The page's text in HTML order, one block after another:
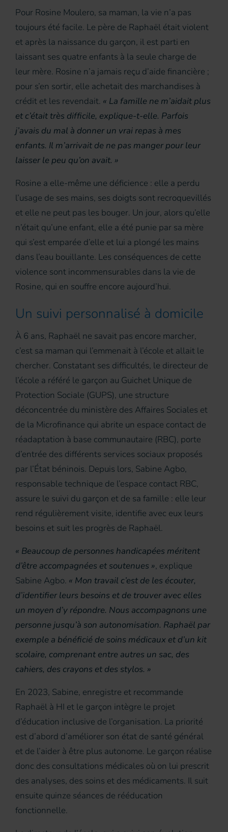
Pour Rosine Moulero, sa maman, la vie n’a pas
toujours été facile. Le père de Raphaël était violent
et après la naissance du garçon, il est parti en
laissant ses quatre enfants à la seule charge de
leur mère. Rosine n’a jamais reçu d’aide financière ;
pour s’en sortir, elle achetait des marchandises à
crédit et les revendait. « La famille ne m’aidait plus
et c’était très difficile, explique-t-elle. Parfois
j’avais du mal à donner un vrai repas à mes
enfants. Il m’arrivait de ne pas manger pour leur
laisser le peu qu’on avait. »
Rosine a elle-même une déficience : elle a perdu
l’usage de ses mains, ses doigts sont recroquevillés
et elle ne peut pas les bouger. Un jour, alors qu’elle
n’était qu’une enfant, elle a été punie par sa mère
qui s’est emparée d’elle et lui a plongé les mains
dans l’eau bouillante. Les conséquences de cette
violence sont incommensurables dans la vie de
Rosine, qui en souffre encore aujourd’hui.
Un suivi personnalisé à domicile
À 6 ans, Raphaël ne savait pas encore marcher,
c’est sa maman qui l’emmenait à l’école et allait le
chercher. Constatant ses difficultés, le directeur de
l’école a référé le garçon au Guichet Unique de
Protection Sociale (GUPS), une structure
déconcentrée du ministère des Affaires Sociales et
de la Microfinance qui abrite un espace contact de
réadaptation à base communautaire (RBC), porte
d’entrée des différents services sociaux proposés
par l’État béninois. Depuis lors, Sabine Agbo,
responsable technique de l’espace contact RBC,
assure le suivi du garçon et de sa famille : elle leur
rend régulièrement visite, identifie avec eux leurs
besoins et suit les progrès de Raphaël.
« Beaucoup de personnes handicapées méritent
d’être accompagnées et soutenues », explique
Sabine Agbo. « Mon travail c’est de les écouter,
d’identifier leurs besoins et de trouver avec elles
un moyen d’y répondre. Nous accompagnons une
personne jusqu’à son autonomisation. Raphaël par
exemple a bénéficié de soins médicaux et d’un kit
scolaire, comprenant entre autres un sac, des
cahiers, des crayons et des stylos. »
En 2023, Sabine, enregistre et recommande
Raphaël à HI et le garçon intègre le projet
d’éducation inclusive de l’organisation. La priorité
est d’abord d’améliorer son état de santé général
et de l’aider à être plus autonome. Le garçon réalise
donc des consultations médicales où on lui prescrit
des analyses, des soins et des médicaments. Il suit
ensuite quinze séances de rééducation
fonctionnelle.